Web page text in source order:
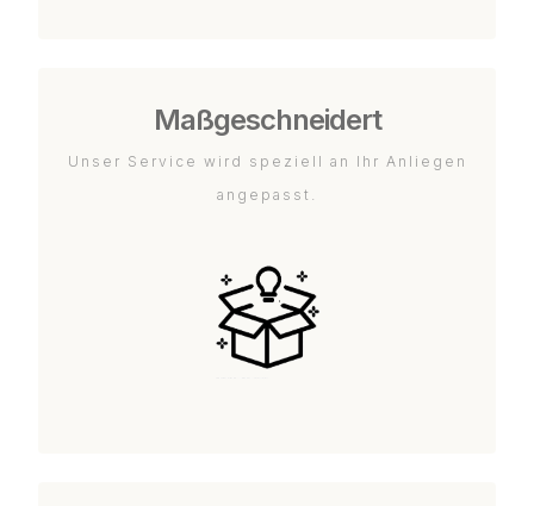
Maßgeschneidert
Unser Service wird speziell an Ihr Anliegen
angepasst.